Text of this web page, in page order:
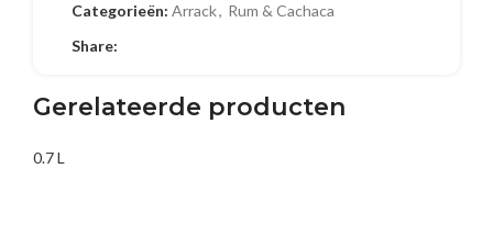
E-mail
Categorieën: Arrack, Rum & Cachaca
Share:
Gerelateerde producten
0.7 L